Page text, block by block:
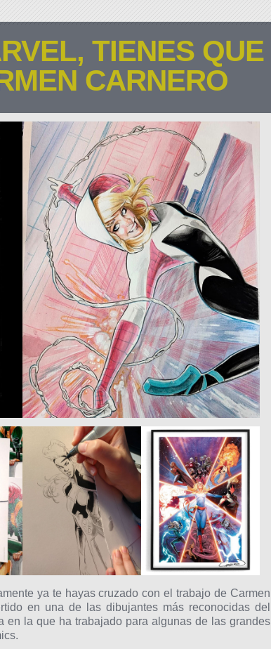
TIENES QUE
CARNERO
ya te hayas cruzado con el trabajo de Carmen
en una de las dibujantes más reconocidas del
en la que ha trabajado para algunas de las grandes